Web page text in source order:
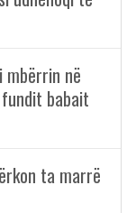
mbërrin në
babait
ta marrë